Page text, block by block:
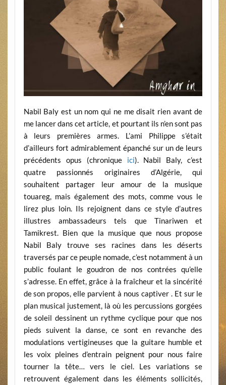
Nabil Baly est un nom qui ne me disait rien avant de
me lancer dans cet article, et pourtant ils n’en sont pas
à leurs premières armes. L’ami Philippe s’était
d’ailleurs fort admirablement épanché sur un de leurs
précédents opus (chronique ici). Nabil Baly, c’est
quatre passionnés originaires d’Algérie, qui
souhaitent partager leur amour de la musique
touareg, mais également des mots, comme vous le
lirez plus loin. Ils rejoignent dans ce style d’autres
illustres ambassadeurs tels que Tinariwen et
Tamikrest. Bien que la musique que nous propose
Nabil Baly trouve ses racines dans les déserts
traversés par ce peuple nomade, c’est notamment à un
public foulant le goudron de nos contrées qu’elle
s’adresse. En effet, grâce à la fraîcheur et la sincérité
de son propos, elle parvient à nous captiver . Et sur le
plan musical justement, là où les percussions gorgées
de soleil dessinent un rythme cyclique pour que nos
pieds suivent la danse, ce sont en revanche des
modulations vertigineuses que la guitare humble et
les voix pleines d’entrain peignent pour nous faire
tourner la tête… vers le ciel. Les variations se
retrouvent également dans les éléments sollicités,